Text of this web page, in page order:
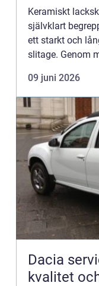
Keramiskt
självklart
ett starkt och
slitage. Genom
09 juni 2026
Dacia
kvalitet